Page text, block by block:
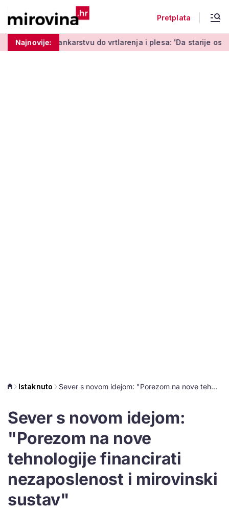
Pretplata
Najnovije:do vrtlarenja i plesa: 'Da starije osobe ne ostavimo
Istaknuto Sever s novom idejom: "Porezom na nove tehnologije financirati nezaposlenost i mirovinski sustav"
Sever s novom idejom:
"Porezom na nove
tehnologije financirati
nezaposlenost i mirovinski
sustav"